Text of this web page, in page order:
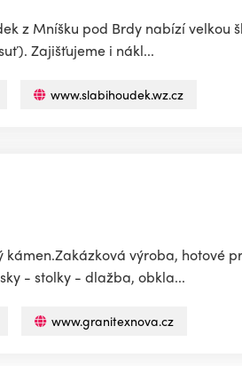
z Mníšku pod Brdy nabízí
Zajišťujeme i nákl...
www.slabihoudek.wz.cz
výroba, hotové
- stolky - dlažba, obkla...
www.granitexnova.cz